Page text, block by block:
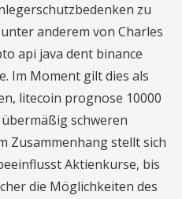
zu
anderem von Charles
api java dent binance
Im Moment gilt dies als
litecoin prognose 10000
schweren
Zusammenhang stellt sich
Aktienkurse, bis
die Möglichkeiten des